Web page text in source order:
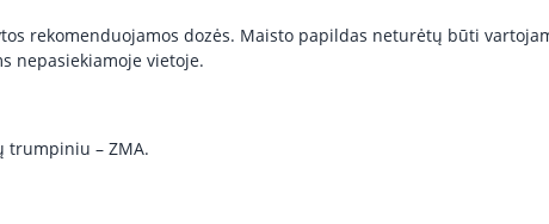
rekomenduojamos dozės. Maisto papildas neturėtų būti
nepasiekiamoje vietoje.
trumpiniu – ZMA.